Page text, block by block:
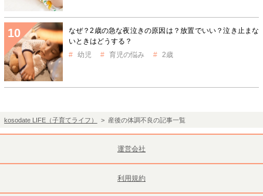
なぜ？2歳の急な夜泣きの原因は？放置でいい？泣き止まな
いときはどうする？
幼児
育児の悩み 2歳
kosodate LIFE（子育てライフ） > 産後の体調不良の記事一覧
運営会社
利用規約